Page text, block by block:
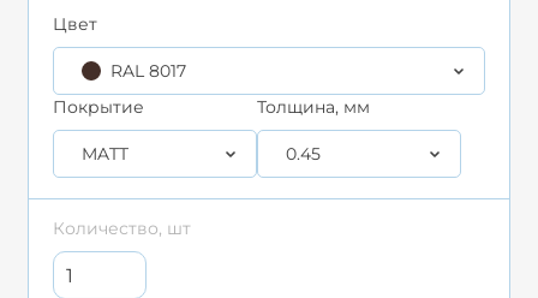
Цвет
RAL 8017
Покрытие
MATT
Толщина, мм
0.45
Количество, шт